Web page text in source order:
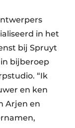
in het
bij Spruyt
bijberoep
“Ik
en ken
Arjen en